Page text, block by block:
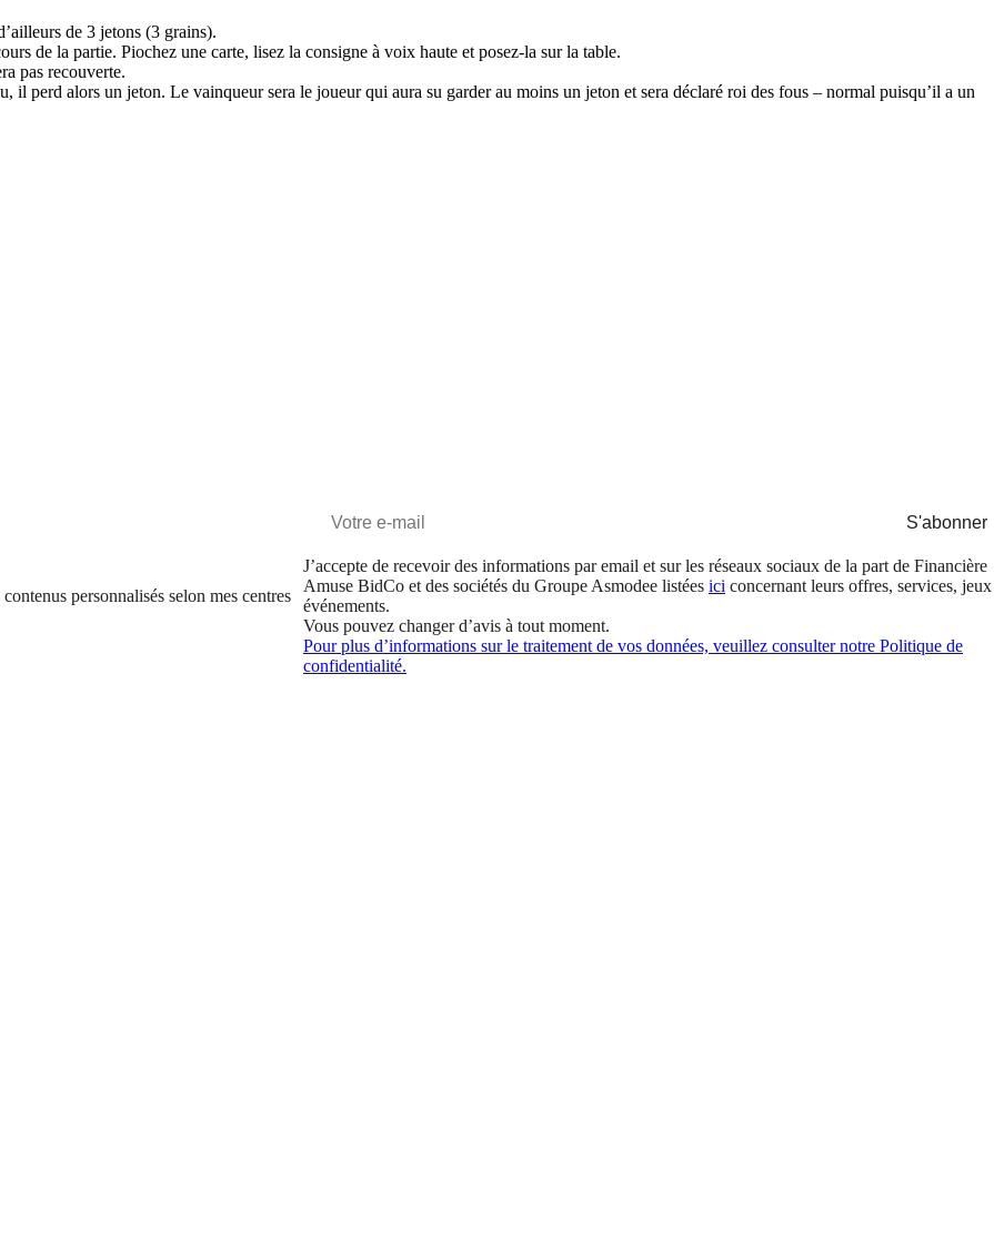
de 3 jetons (3 grains).
de la partie. Piochez une carte, lisez la consigne à voix haute et posez-la sur la table.
pas recouverte.
il perd alors un jeton. Le vainqueur sera le joueur qui aura su garder au moins un jeton et sera déclaré roi des fous – normal puisqu’il a un
personnalisés selon mes centres
S'abonner
J’accepte de recevoir des informations par email et sur les réseaux sociaux de la part de Financière
Amuse BidCo et des sociétés du Groupe Asmodee listées ici concernant leurs offres, services,
événements.
Vous pouvez changer d’avis à tout moment.
Pour plus d’informations sur le traitement de vos données, veuillez consulter notre Politique de
confidentialité.